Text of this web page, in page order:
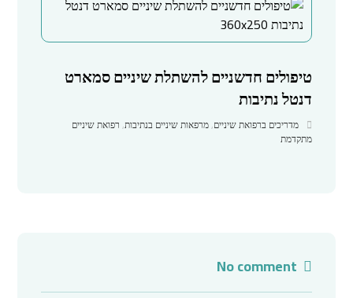
טיפולים חדשניים להשתלת שיניים סמארט
דנטל נתיבות
מדריכים ברפואת שיניים,מרפאות שיניים בנתיבות,רפואת שיניים
מתקדמת
No comment